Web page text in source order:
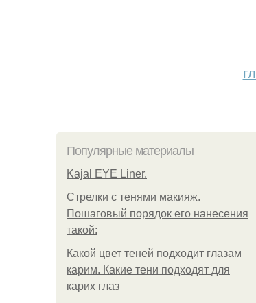
Популярные материалы
Kajal EYE Liner.
Стрелки с тенями макияж.
Пошаговый порядок его нанесения
такой:
Какой цвет теней подходит глазам
карим. Какие тени подходят для
карих глаз